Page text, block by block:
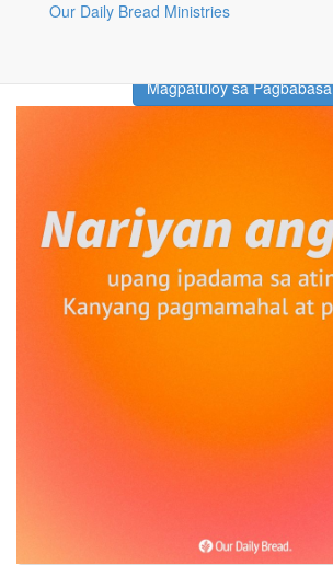
Our Daily Bread Ministries
Magpatuloy sa Pagbabasa